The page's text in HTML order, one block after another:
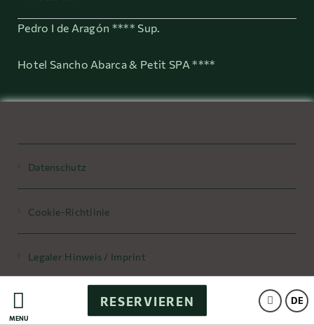
MENÜ
DE
RESERVIEREN
Pedro I de Aragón **** Sup.
Hotel Sancho Abarca & Petit SPA ****
Datenschutz
Cookie-Richtlinie
Legaler Hinweis / Imprint